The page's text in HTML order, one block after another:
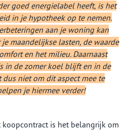
goed energielabel heeft, is het
in je hypotheek op te nemen.
aan je woning kan
maandelijkse lasten, de waarde
en het milieu. Daarnaast
in de zomer koel blijft en in de
dus niet om dit aspect mee te
je hiermee verder!
koopcontract is het belangrijk om